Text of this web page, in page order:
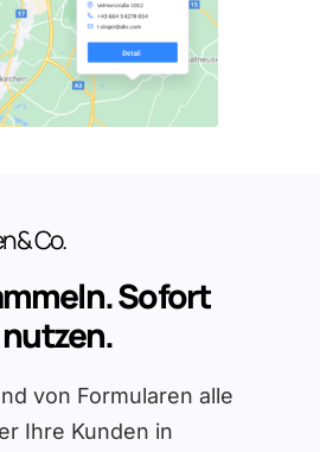
& Co.
Sofort
von Formularen alle
Ihre Kunden in